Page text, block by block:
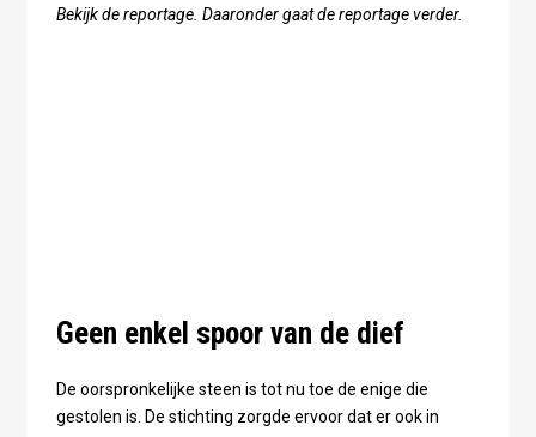
Bekijk de reportage. Daaronder gaat de reportage verder.
Geen enkel spoor van de dief
De oorspronkelijke steen is tot nu toe de enige die
gestolen is. De stichting zorgde ervoor dat er ook in